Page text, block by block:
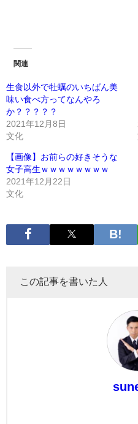
関連
生食以外で牡蠣のいちばん美
味い食べ方ってなんやろ
か？？？？？
2021年12月8日
文化
【画像】お前らの好きそうな
女子高生ｗｗｗｗｗｗｗｗ
2021年12月22日
文化
この記事を書いた人